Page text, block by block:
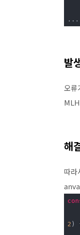
...
발
오류
해
따
2 )